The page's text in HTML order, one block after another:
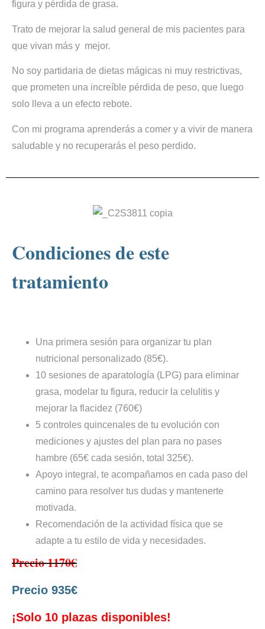
figura y pérdida de grasa.
Trato de mejorar la salud general de mis pacientes para
que vivan más y mejor.
No soy partidaria de dietas mágicas ni muy restrictivas,
que prometen una increíble pérdida de peso, que luego
solo lleva a un efecto rebote.
Con mi programa aprenderás a comer y a vivir de manera
saludable y no recuperarás el peso perdido.
Condiciones de este
tratamiento
Una primera sesión para organizar tu plan
nutricional personalizado (85€).
10 sesiones de aparatología (LPG) para eliminar
grasa, modelar tu figura, reducir la celulitis y
mejorar la flacidez (760€)
5 controles quincenales de tu evolución con
mediciones y ajustes del plan para no pases
hambre (65€ cada sesión, total 325€).
Apoyo integral, te acompañamos en cada paso del
camino para resolver tus dudas y mantenerte
motivada.
Recomendación de la actividad física que se
adapte a tu estilo de vida y necesidades.
Precio 1170€
Precio 935€
¡Solo 10 plazas disponibles!